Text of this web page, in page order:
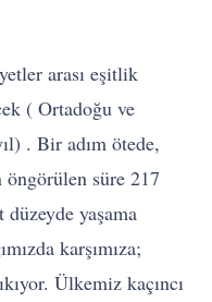
arası eşitlik
( Ortadoğu ve
. Bir adım ötede,
öngörülen süre 217
düzeyde yaşama
karşımıza;
Ülkemiz kaçıncı